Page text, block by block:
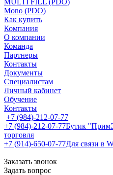
MULTI FILL (PDO)
Mono (PDO)
Как купить
Компания
О компании
Команда
Партнеры
Контакты
Документы
Специалистам
Личный кабинет
Обучение
Контакты
+7 (984)-212-07-77
+7 (984)-212-07-77Бутик
торговля
+7 (914)-650-07-77Для связи в
Заказать звонок
Задать вопрос